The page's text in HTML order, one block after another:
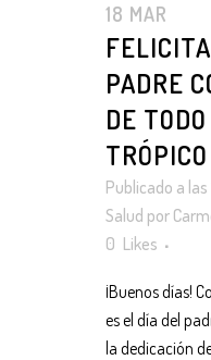
18 MAR
PADRE
DE
TRÓPICO
Publicado a las
Salud por
0 Likes
¡Buenos días!
es el día del
la dedicación